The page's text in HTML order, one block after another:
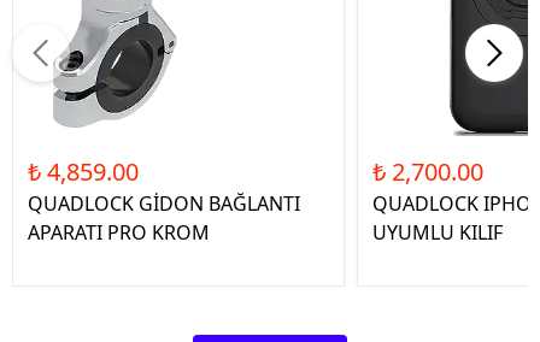
₺ 4,859.00
QUADLOCK GİDON BAĞLANTI
APARATI PRO KROM
₺ 2,700.00
QUADLOCK
UYUMLU KILIF